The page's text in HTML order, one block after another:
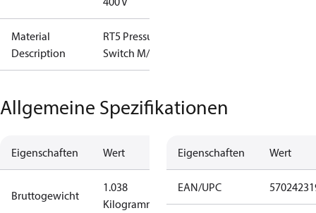
Material
Description
RT5 Pressure
Switch M/15
Allgemeine Spezifikationen
Eigenschaften Wert
Bruttogewicht
1.038
Kilogramm
Eigenschaften Wert
EAN/UPC